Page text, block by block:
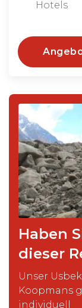
Hotels
Haben
dieser
Unser
Koopmans
individuell